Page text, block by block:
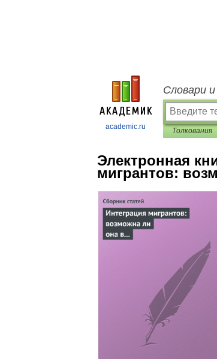
academic.ru
Словари
Толкования
Электронная
мигрантов: